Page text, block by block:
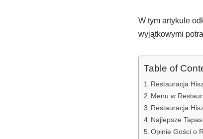
W tym artykule
wyjątkowymi
Table of
Restauracja
Menu w
Restauracja
Najlepsze
Opinie Gości o